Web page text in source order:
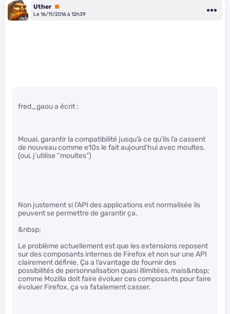
Uther Premium
Le 16/11/2016 à 12h39
fred_gaou a écrit :
Mouai, garantir la compatibilité jusqu’à ce qu’ils l’a cassent
de nouveau comme e10s le fait aujourd’hui avec moultes.
(oui, j’utilise “moultes”)
Non justement si l’API des applications est normalisée ils
peuvent se permettre de garantir ça.
&nbsp;
Le problème actuellement est que les extensions reposent
sur des composants internes de Firefox et non sur une API
clairement définie. Ça a l’avantage de fournir des
possibilités de personnalisation quasi illimitées, mais&nbsp;
comme Mozilla doit faire évoluer ces composants pour faire
évoluer Firefox, ça va fatalement casser.